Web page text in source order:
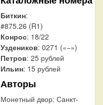
Биткин:
#875.26 (R1)
Конрос: 18/22
Уздеников: 0271 («−»)
Петров: 25 рублей
Ильин: 15 рублей
Авторы
Монетный двор: Санкт-